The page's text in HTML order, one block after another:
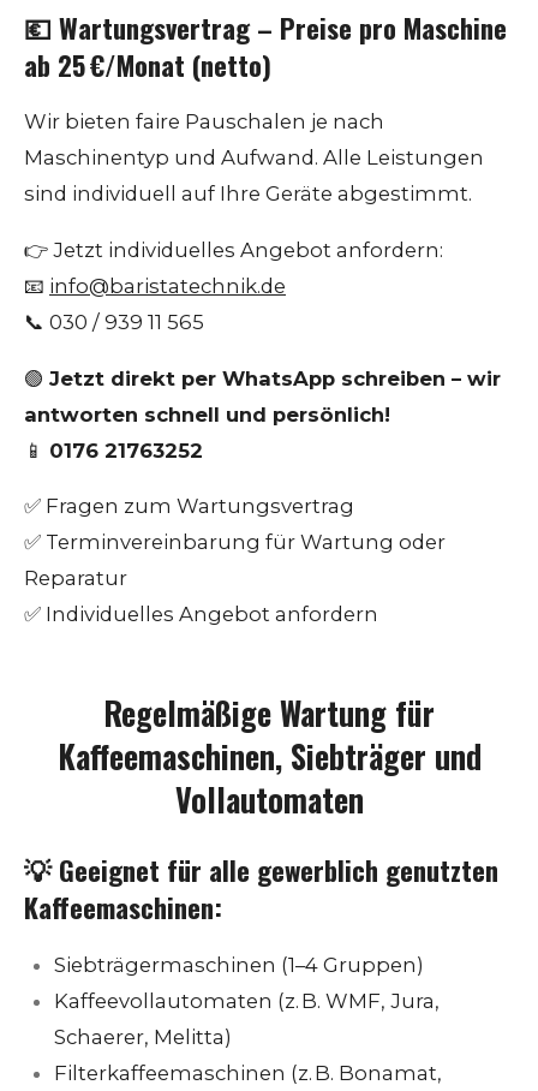
💶 Wartungsvertrag – Preise pro Maschine
ab 25 €/Monat (netto)
Wir bieten faire Pauschalen je nach
Maschinentyp und Aufwand. Alle Leistungen
sind individuell auf Ihre Geräte abgestimmt.
👉 Jetzt individuelles Angebot anfordern:
📧 info@baristatechnik.de
📞 030 / 939 11 565
🟢 Jetzt direkt per WhatsApp schreiben – wir
antworten schnell und persönlich!
📱 0176 21763252
✅ Fragen zum Wartungsvertrag
✅ Terminvereinbarung für Wartung oder
Reparatur
✅ Individuelles Angebot anfordern
Regelmäßige Wartung für
Kaffeemaschinen, Siebträger und
Vollautomaten
💡Geeignet für alle gewerblich genutzten
Kaffeemaschinen:
Siebträgermaschinen (1–4 Gruppen)
Kaffeevollautomaten (z. B. WMF, Jura,
Schaerer, Melitta)
Filterkaffeemaschinen (z. B. Bonamat,